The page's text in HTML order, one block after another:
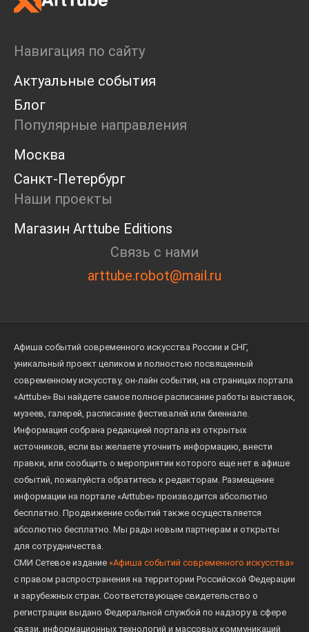
Навигация по сайту
Актуальные события
Блог
Популярные направления
Москва
Санкт-Петербург
Наши проекты
Магазин Arttube Editions
Связь с нами
arttube.robot@mail.ru
Афиша событий современного искусства России и СНГ,
уникальный проект целиком и полностью посвященный
современному искусству, он-лайн события, на страницах портала
«Arttube» Вы найдете самое полное расписание работы выставок,
музеев, галерей, расписание фестивалей или биеннале.
Информация собрана редакцией портала из открытых
источников, если вы желаете уточнить информацию, внести
правки, или сообщить о мероприятии которого еще нет в афише
событий, пожалуйста обратитесь к редакторам. Размещение
информации на портале «Arttube» производится абсолютно
бесплатно. Продвижение событий также осуществляется
абсолютно бесплатно. Мы рады новым партнерам и открыты
для сотрудничества.
СМИ Сетевое издание «Афиша событий современного искусства»
с правом распространения на территории Российской Федерации
и зарубежных стран. Соответствующее свидетельство о
регистрации выдано Федеральной службой по надзору в сфере
связи, информационных технологий и массовых коммуникаций